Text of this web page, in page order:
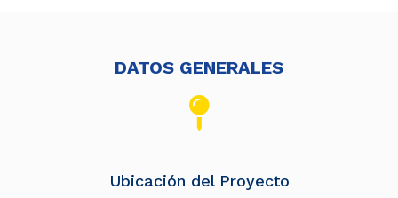
DATOS GENERALES
Ubicación del Proyecto